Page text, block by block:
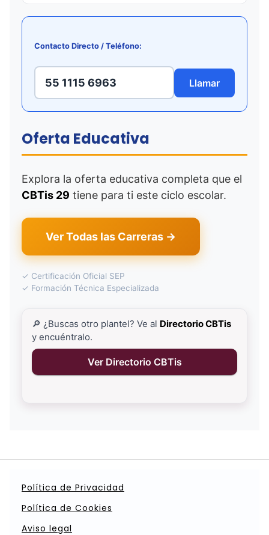
Contacto Directo / Teléfono:
55 1115 6963 Llamar
Oferta Educativa
Explora la oferta educativa completa que el
CBTis 29 tiene para ti este ciclo escolar.
Ver Todas las Carreras →
✓ Certificación Oficial SEP
✓ Formación Técnica Especializada
🔎 ¿Buscas otro plantel? Ve al Directorio CBTis
y encuéntralo.
Ver Directorio CBTis
Política de Privacidad
Política de Cookies
Aviso legal